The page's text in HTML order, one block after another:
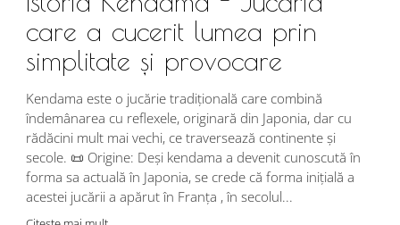
care a cucerit lumea prin
simplitate și provocare
Kendama este o jucărie tradițională care combină
îndemânarea cu reflexele, originară din Japonia, dar cu
rădăcini mult mai vechi, ce traversează continente și
secole. 📜 Origine: Deși kendama a devenit cunoscută în
forma sa actuală în Japonia, se crede că forma inițială a
acestei jucării a apărut în Franța , în secolul...